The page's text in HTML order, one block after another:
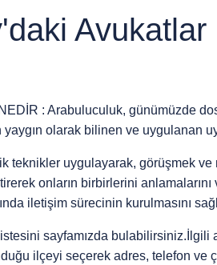
Avukatlar
: Arabuluculuk, günümüzde
olarak bilinen ve uygulanan
teknikler uygulayarak, görüşmek ve
onların birbirlerini
iletişim sürecinin kurulmasını
sayfamızda
ilçeyi seçerek adres, telefon ve